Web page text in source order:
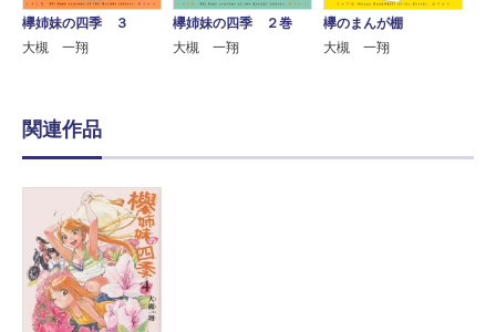
欅姉妹の四季 ３
大槻 一翔
欅姉妹の四季 ２巻
大槻 一翔
欅のまんが棚
大槻 一翔
関連作品